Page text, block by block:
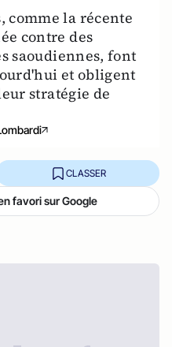
comme la récente
contre des
saoudiennes, font
et obligent
stratégie de
CLASSER
favori sur Google